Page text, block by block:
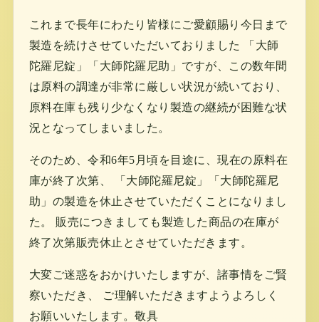
これまで長年にわたり皆様にご愛顧賜り今日まで
製造を続けさせていただいておりました 「大師
陀羅尼錠」「大師陀羅尼助」ですが、この数年間
は原料の調達が非常に厳しい状況が続いており、
原料在庫も残り少なくなり製造の継続が困難な状
況となってしまいました。
そのため、令和6年5月頃を目途に、現在の原料在
庫が終了次第、 「大師陀羅尼錠」「大師陀羅尼
助」の製造を休止させていただくことになりまし
た。 販売につきましても製造した商品の在庫が
終了次第販売休止とさせていただきます。
大変ご迷惑をおかけいたしますが、諸事情をご賢
察いただき、 ご理解いただきますようよろしく
お願いいたします。敬具